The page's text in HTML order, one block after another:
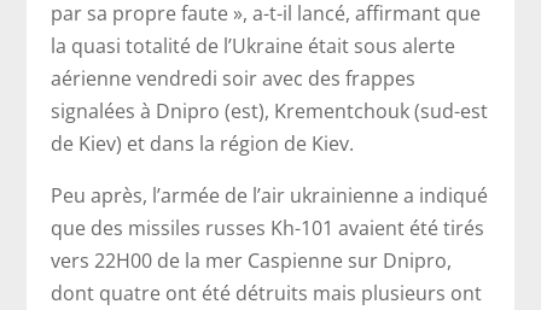
par sa propre faute », a-t-il lancé, affirmant que
la quasi totalité de l’Ukraine était sous alerte
aérienne vendredi soir avec des frappes
signalées à Dnipro (est), Krementchouk (sud-est
de Kiev) et dans la région de Kiev.
Peu après, l’armée de l’air ukrainienne a indiqué
que des missiles russes Kh-101 avaient été tirés
vers 22H00 de la mer Caspienne sur Dnipro,
dont quatre ont été détruits mais plusieurs ont